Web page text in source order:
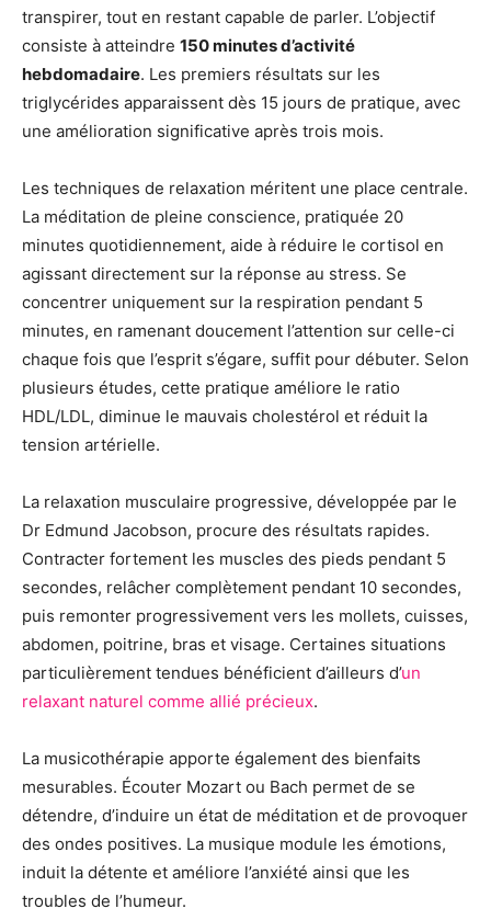
transpirer, tout en restant capable de parler. L’objectif
consiste à atteindre 150 minutes d’activité
hebdomadaire. Les premiers résultats sur les
triglycérides apparaissent dès 15 jours de pratique, avec
une amélioration significative après trois mois.
Les techniques de relaxation méritent une place centrale.
La méditation de pleine conscience, pratiquée 20
minutes quotidiennement, aide à réduire le cortisol en
agissant directement sur la réponse au stress. Se
concentrer uniquement sur la respiration pendant 5
minutes, en ramenant doucement l’attention sur celle-ci
chaque fois que l’esprit s’égare, suffit pour débuter. Selon
plusieurs études, cette pratique améliore le ratio
HDL/LDL, diminue le mauvais cholestérol et réduit la
tension artérielle.
La relaxation musculaire progressive, développée par le
Dr Edmund Jacobson, procure des résultats rapides.
Contracter fortement les muscles des pieds pendant 5
secondes, relâcher complètement pendant 10 secondes,
puis remonter progressivement vers les mollets, cuisses,
abdomen, poitrine, bras et visage. Certaines situations
particulièrement tendues bénéficient d’ailleurs d’un
relaxant naturel comme allié précieux.
La musicothérapie apporte également des bienfaits
mesurables. Écouter Mozart ou Bach permet de se
détendre, d’induire un état de méditation et de provoquer
des ondes positives. La musique module les émotions,
induit la détente et améliore l’anxiété ainsi que les
troubles de l’humeur.